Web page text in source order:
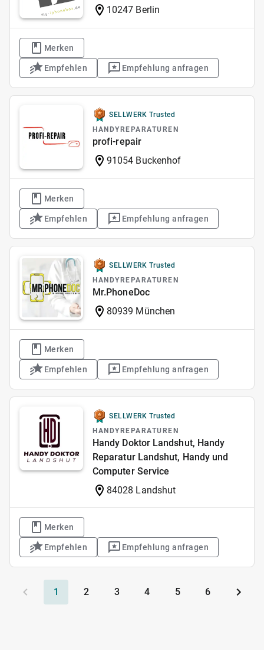
10247 Berlin
Merken
Empfehlen Empfehlung anfragen
SELLWERK Trusted
HANDYREPARATUREN
profi-repair
91054 Buckenhof
Merken
Empfehlen Empfehlung anfragen
SELLWERK Trusted
HANDYREPARATUREN
Mr.PhoneDoc
80939 München
Merken
Empfehlen Empfehlung anfragen
SELLWERK Trusted
HANDYREPARATUREN
Handy Doktor Landshut, Handy
Reparatur Landshut, Handy und
Computer Service
84028 Landshut
Merken
Empfehlen Empfehlung anfragen
1 2 3 4 5 6